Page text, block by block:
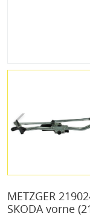
METZGER
SKODA vorne